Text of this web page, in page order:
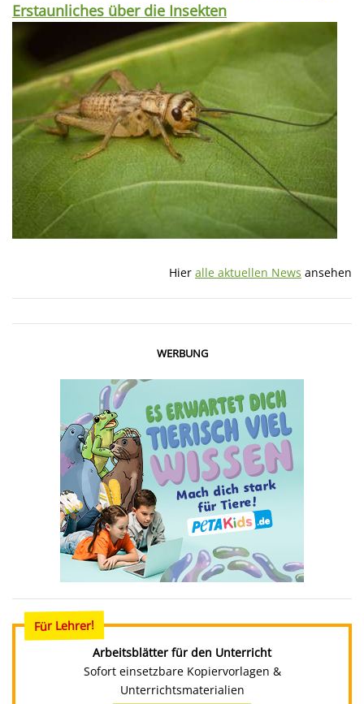
Erstaunliches über die Insekten
Hier alle aktuellen News ansehen
WERBUNG
Für Lehrer!
Arbeitsblätter für den Unterricht
Sofort einsetzbare Kopiervorlagen &
Unterrichtsmaterialien